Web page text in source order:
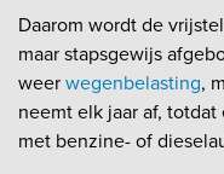
Daarom wordt de
maar stapsgewijs
weerwegenbelasting,
neemt elk jaar af,
met benzine- of